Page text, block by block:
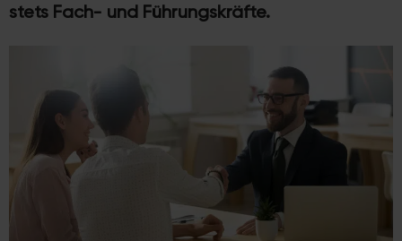
stets Fach- und Führungskräfte.